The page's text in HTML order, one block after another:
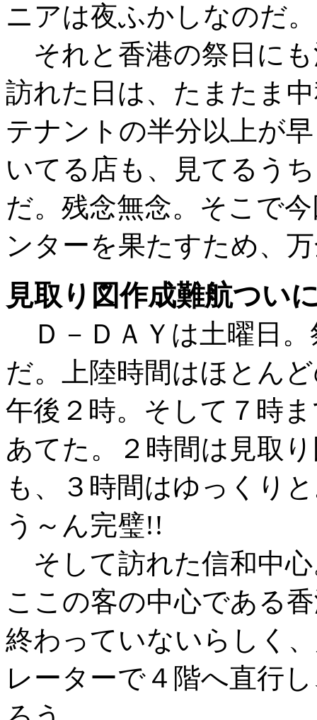
ニアは夜ふかしなのだ。
それと香港の祭日に
訪れた日は、たまたま
テナントの半分以上が
いてる店も、見てるう
だ。残念無念。そこで
ンターを果たすため、
見取り図作成難航つい
Ｄ－ＤＡＹは土曜日
だ。上陸時間はほとん
午後２時。そして７時
あてた。２時間は見取
も、３時間はゆっくり
う～ん完璧!!
そして訪れた信和中
ここの客の中心である
終わっていないらしく
レーターで４階へ直行